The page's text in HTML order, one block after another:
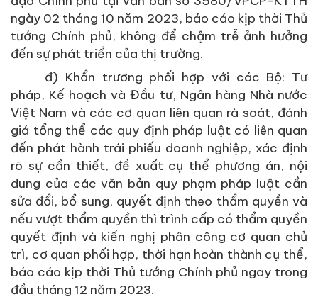
ngày 02 tháng 10 năm 2023, báo cáo kịp thời Thủ
tướng Chính phủ, không để chậm trễ ảnh hưởng
đến sự phát triển của thị trường.
đ) Khẩn trương phối hợp với các Bộ: Tư
pháp, Kế hoạch và Đầu tư, Ngân hàng Nhà nước
Việt Nam và các cơ quan liên quan rà soát, đánh
giá tổng thể các quy định pháp luật có liên quan
đến phát hành trái phiếu doanh nghiệp, xác định
rõ sự cần thiết, đề xuất cụ thể phương án, nội
dung của các văn bản quy phạm pháp luật cần
sửa đổi, bổ sung, quyết định theo thẩm quyền và
nếu vượt thẩm quyền thì trình cấp có thẩm quyền
quyết định và kiến nghị phân công cơ quan chủ
trì, cơ quan phối hợp, thời hạn hoàn thành cụ thể,
báo cáo kịp thời Thủ tướng Chính phủ ngay trong
đầu tháng 12 năm 2023.